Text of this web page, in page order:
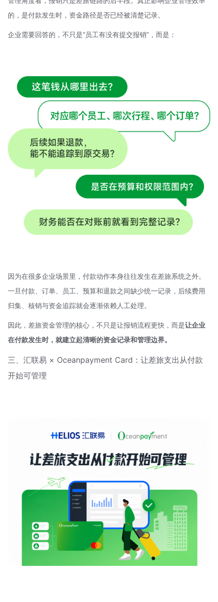
的，是付款发生时，资金路径是否已经被清楚记录。
企业需要回答的，不只是“员工有没有提交报销”，而是：
因为在很多企业场景里，付款动作本身往往发生在差旅系统之外。
一旦付款、订单、员工、预算和退款之间缺少统一记录，后续费用
归集、核销与资金追踪就会逐渐依赖人工处理。
因此，差旅资金管理的核心，不只是让报销流程更快，而是让企业
在付款发生时，就建立起清晰的资金记录和管理边界。
三、汇联易 × Oceanpayment Card：让差旅支出从付款
开始可管理